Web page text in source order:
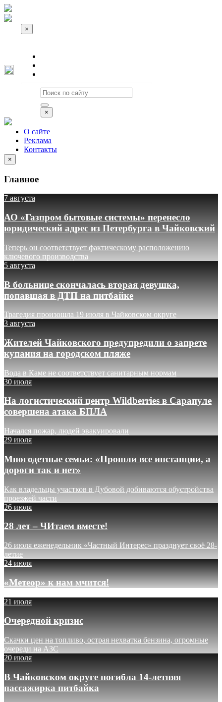
×
×
О сайте
Реклама
Контакты
×
Главное
7 августа
АО «Газпром бытовые системы» перенесло
юридический адрес из Петербурга в Чайковский
Теперь он соответствует фактическому расположению
ключевого производства
5 августа
В больнице скончалась вторая девушка,
попавшая в ДТП на питбайке
Трагедия произошла 19 июля в Чайковском округе
3 августа
Жителей Чайковского предупредили о запрете
купания на городском пляже
Вода в Каме не соответствует санитарным нормам
30 июля
На логистический центр Wildberries в Сарапуле
совершена атака БПЛА
Начался пожар, людей эвакуировали
29 июля
Многодетные семьи: «Прошли все инстанции, а
дороги так и нет»
Как владельцы участков в Дубовой добиваются обустройства
проезжей части
26 июля
28 лет – ЧИтаем вместе!
26 июля еженедельник «Частный Интерес» празднует своё 28-
летие
24 июля
«Метеор» к нам мчится!
21 июля
Очередной кризис
Скачки цен на топливо, острая нехватка бензина, огромные
очереди на АЗС
20 июля
В Чайковском округе погибла 14-летняя
пассажирка питбайка